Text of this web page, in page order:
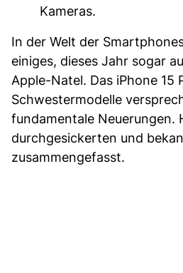
Kameras.
In der Welt der
einiges, dieses Jahr sogar
Apple-Natel. Das iPhone 15
Schwestermodelle
fundamentale Neuerungen.
durchgesickerten und
zusammengefasst.